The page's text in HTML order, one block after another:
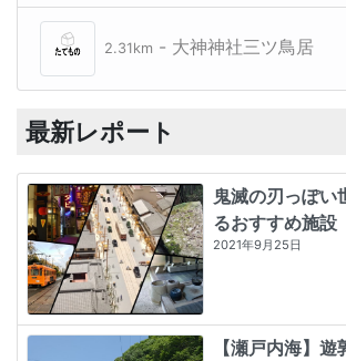
2.31km - 大神神社三ツ鳥居
最新レポート
鬼滅の刃っぽい
るおすすめ施設
2021年9月25日
【瀬戸内海】